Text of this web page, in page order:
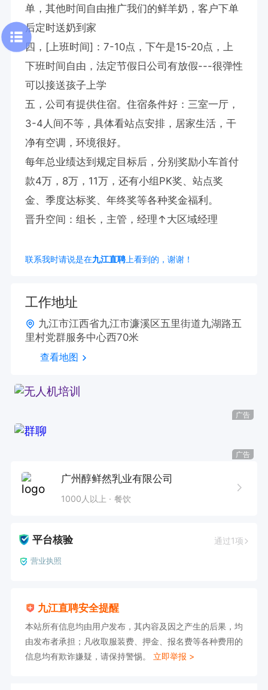
单，其他时间自由推广我们的鲜羊奶，客户下单
后定时送奶到家
四，[上班时间]：7-10点，下午是15-20点，上
下班时间自由，法定节假日公司有放假---很弹性
可以接送孩子上学
五，公司有提供住宿。住宿条件好：三室一厅，
3-4人间不等，具体看站点安排，居家生活，干
净有空调，环境很好。
每年总业绩达到规定目标后，分别奖励小车首付
款4万，8万，11万，还有小组PK奖、站点奖
金、季度达标奖、年终奖等各种奖金福利。
晋升空间：组长，主管，经理↑大区域经理
联系我时请说是在九江直聘上看到的，谢谢！
工作地址
九江市江西省九江市濂溪区五里街道九湖路五
里村党群服务中心西70米
查看地图
广告
广告
广州醇鲜然乳业有限公司
1000人以上 餐饮
平台核验 通过1项
营业执照
九江直聘安全提醒
本站所有信息均由用户发布，其内容及因之产生的后果，均
由发布者承担；凡收取服装费、押金、报名费等各种费用的
信息均有欺诈嫌疑，请保持警惕。 立即举报 >